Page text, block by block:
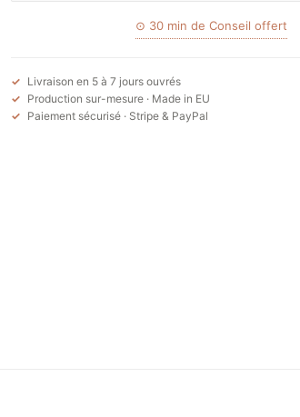
⊙ 30 min de Conseil offert
Livraison en 5 à 7 jours ouvrés
Production sur-mesure · Made in EU
Paiement sécurisé · Stripe & PayPal